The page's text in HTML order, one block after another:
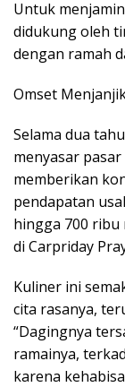
Untuk
didukung oleh
dengan ramah
Omset
Selama dua
menyasar
memberikan
pendapatan
hingga 700
di Carpriday
Kuliner ini
cita rasanya,
“Dagingnya
ramainya,
karena